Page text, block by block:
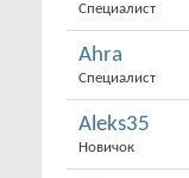
Специалист
Ahra
Специалист
Aleks35
Новичок